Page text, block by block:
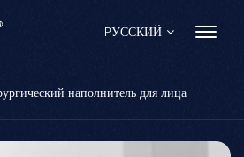
PУССКИЙ
Français
наполнитель для лица